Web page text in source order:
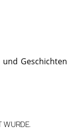
Geschichten
WURDE.